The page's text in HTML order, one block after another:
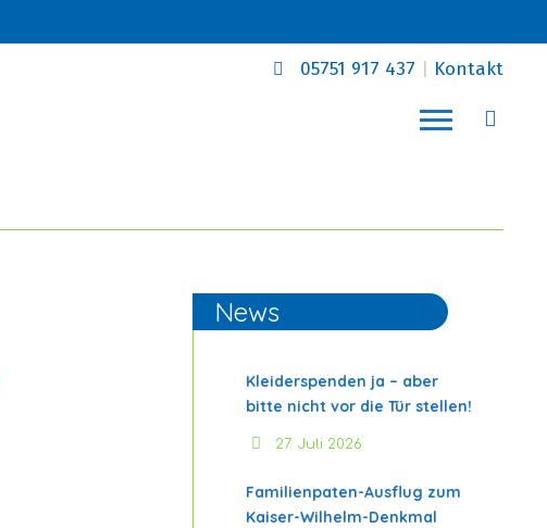
05751 917 437 Kontakt
News
Kleiderspenden ja – aber
bitte nicht vor die Tür stellen!
27. Juli 2026
Familienpaten-Ausflug zum
Kaiser-Wilhelm-Denkmal